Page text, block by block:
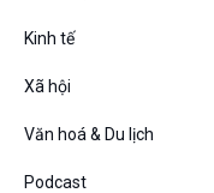
VOV1 đặc biệt
Chân dung cuộc sống
Các chương trình đặc
Kinh tế
Xã hội
Văn hoá & Du lịch
Podcast